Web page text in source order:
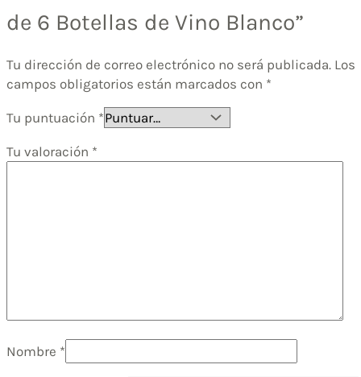
de 6 Botellas de Vino Blanco”
Tu dirección de correo electrónico no será publicada. Los
campos obligatorios están marcados con *
Tu puntuación *
Tu valoración *
Nombre *